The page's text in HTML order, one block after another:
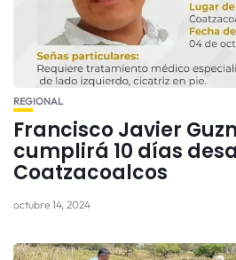
REGIONAL
Francisco Javier
cumplirá 10 días
Coatzacoalcos
octubre 14, 2024